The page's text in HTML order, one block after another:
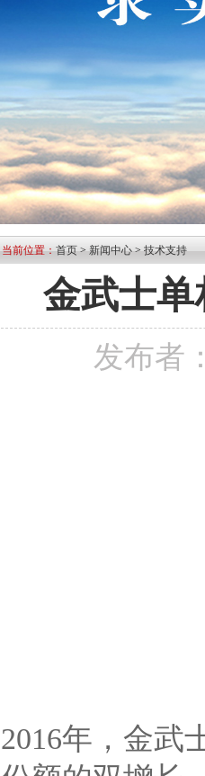
当前位置：首页>新闻中心>技术支持
金武士单
发布者
2016年，金武